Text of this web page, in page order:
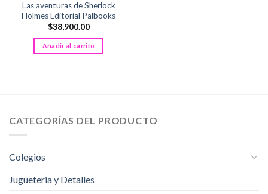
Las aventuras de Sherlock
Holmes Editorial Palbooks
$38,900.00
Añadir al carrito
CATEGORÍAS DEL PRODUCTO
Colegios
Jugueteria y Detalles